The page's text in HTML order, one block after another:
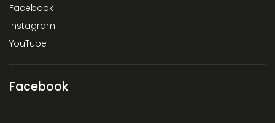
Facebook
Instagram
YouTube
Facebook